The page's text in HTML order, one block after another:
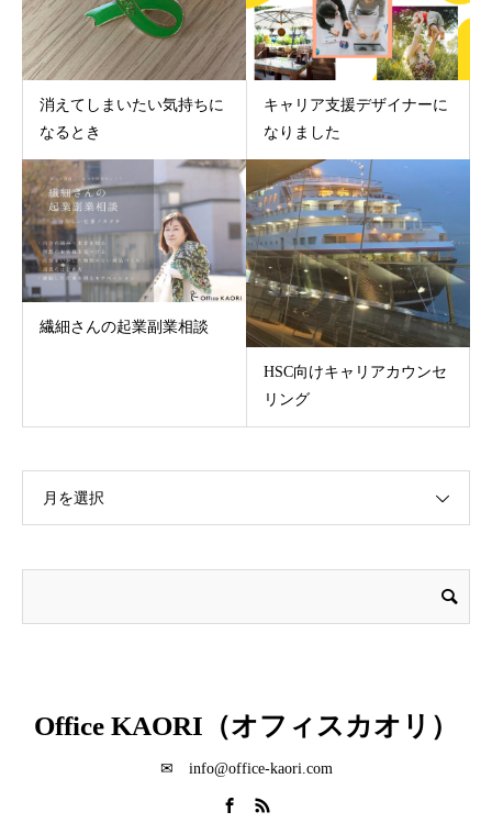
消えてしまいたい気持ちに
なるとき
キャリア支援デザイナーに
なりました
繊細さんの起業副業相談
HSC向けキャリアカウンセ
リング
月を選択
Office KAORI（オフィスカオリ）
✉ info@office-kaori.com